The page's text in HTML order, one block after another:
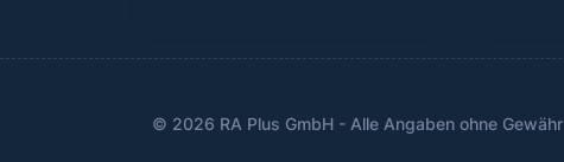
© 2026 RA Plus GmbH - Alle Angaben ohne Gewähr